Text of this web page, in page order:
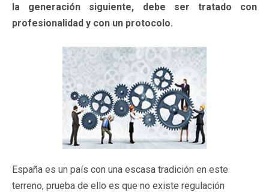
la generación siguiente, debe ser tratado con
profesionalidad y con un protocolo.
España es un país con una escasa tradición en este
terreno, prueba de ello es que no existe regulación